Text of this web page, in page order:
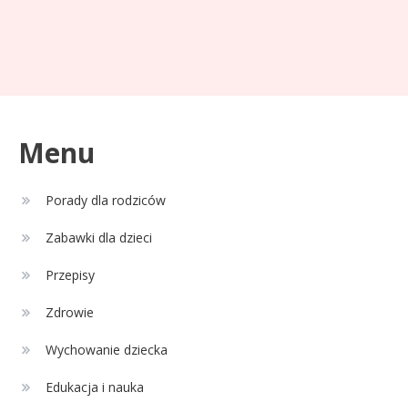
Adamek wiek: ile lat ma legenda
Menu
Porady dla rodziców
Zabawki dla dzieci
Przepisy
Zdrowie
Wychowanie dziecka
Edukacja i nauka